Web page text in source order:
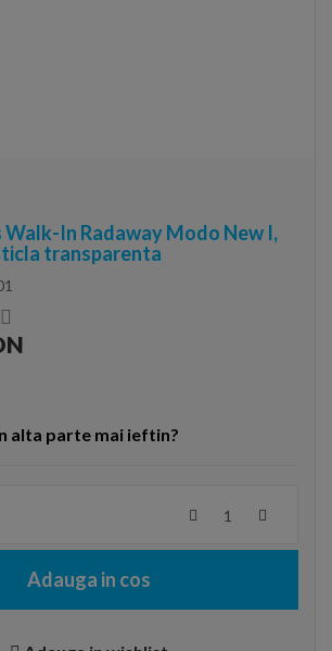
Walk-In Radaway Modo New I,
transparenta
alta parte mai ieftin?
Adauga in cos